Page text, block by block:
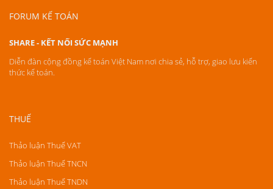
FORUM KẾ TOÁN
SHARE - KẾT NỐI SỨC MẠNH
Diễn đàn cộng đồng kế toán Việt Nam nơi chia sẻ, hỗ trợ, giao lưu kiến
thức kế toán.
THUẾ
Thảo luận Thuế VAT
Thảo luận Thuế TNCN
Thảo luận Thuế TNDN